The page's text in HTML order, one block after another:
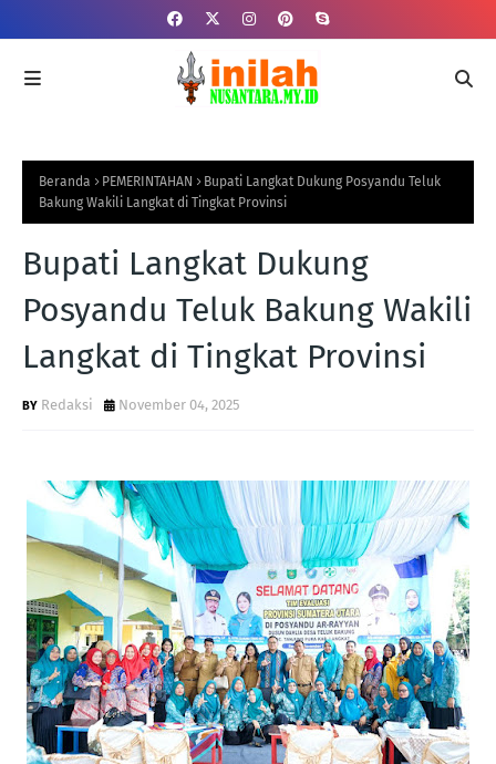
Beranda PEMERINTAHAN
Bupati Langkat Dukung Posyandu Teluk
Bakung Wakili Langkat di Tingkat Provinsi
Bupati Langkat Dukung
Posyandu Teluk Bakung Wakili
Langkat di Tingkat Provinsi
Redaksi November 04, 2025